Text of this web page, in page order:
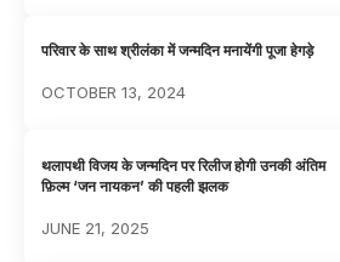
परिवार के साथ श्रीलंका में जन्मदिन मनायेंगी पूजा हेगड़े
OCTOBER 13, 2024
थलापथी विजय के जन्मदिन पर रिलीज होगी उनकी अंतिम
फ़िल्म ‘जन नायकन’ की पहली झलक
JUNE 21, 2025